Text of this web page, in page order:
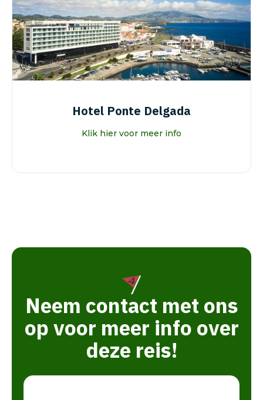
Hotel Ponte Delgada
Klik hier voor meer info
Neem contact met ons
op voor meer info over
deze reis!